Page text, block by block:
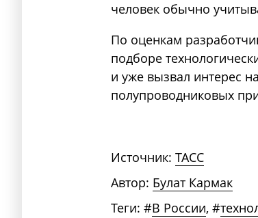
человек обычно
По оценкам
подборе
и уже вызвал интерес
полупроводниковых
Источник: ТАСС
Автор: Булат Кармак
Теги: #В России, #